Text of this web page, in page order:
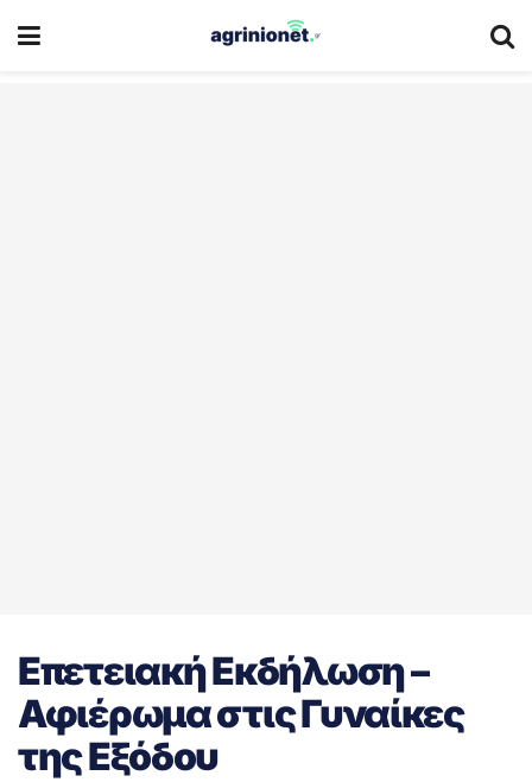
Επετειακή Εκδήλωση –
Αφιέρωμα στις Γυναίκες
της Εξόδου